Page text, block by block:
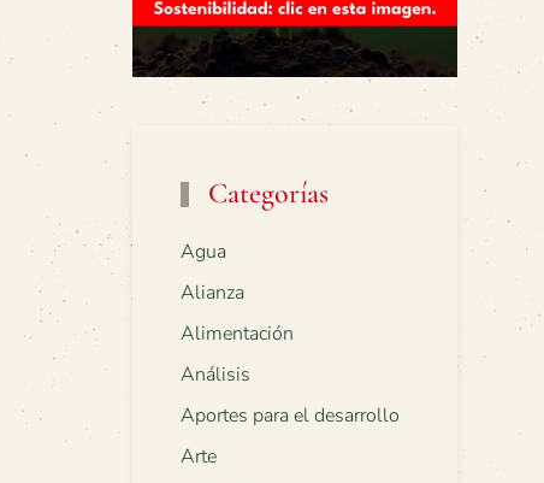
Categorías
Agua
Alianza
Alimentación
Análisis
Aportes para el desarrollo
Arte